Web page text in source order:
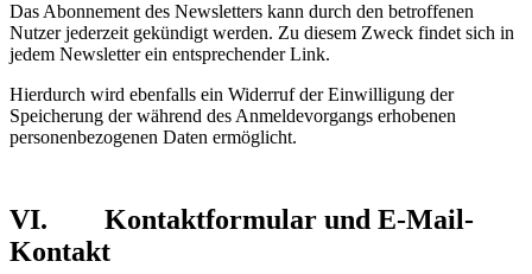
Das Abonnement des Newsletters kann durch den betroffenen
Nutzer jederzeit gekündigt werden. Zu diesem Zweck findet sich in
jedem Newsletter ein entsprechender Link.
Hierdurch wird ebenfalls ein Widerruf der Einwilligung der
Speicherung der während des Anmeldevorgangs erhobenen
personenbezogenen Daten ermöglicht.
VI. Kontaktformular und E-Mail-
Kontakt